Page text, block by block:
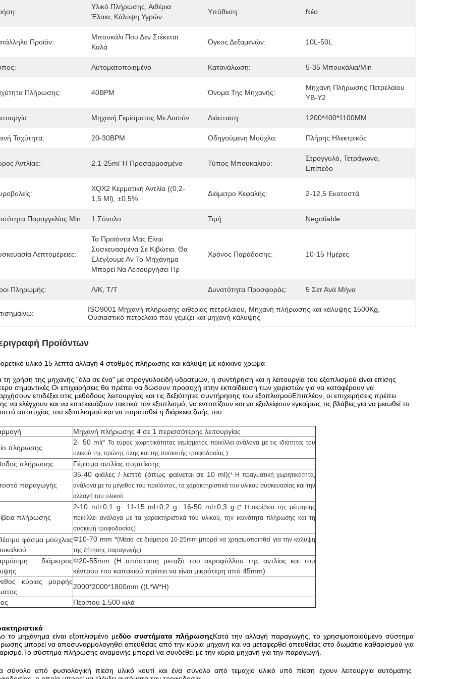
Υλικό Πλήρωσης, Αιθέρια
Έλαια, Κάλυψη Υγρών
Υπόθεση: Νέο
Προϊόν:
Μπουκάλι Που Δεν Στέκεται
Καλά
Όγκος Δεξαμενών: 10L-50L
Αυτοματοποιημένο Κατανάλωση: 5-35 Μπουκάλια/min
Πλήρωσης: 40BPM Όνομα Της Μηχανής:
Μηχανή Πλήρωσης Πετρελαίου
YB-Y2
Μηχανή Γεμίσματος Με Λοσιόν Διάσταση: 1200*400*1100MM
Ταχύτητα: 20-30BPM Οδηγούμενη Μούχλα: Πλήρης Ηλεκτρικός
Αντλίας: 2.1-25ml Ή Προσαρμοσμένο Τύπος Μπουκαλιού:
Στρογγυλό, Τετράγωνο,
Επίπεδο
XQX2 Κερματική Αντλία ((0,2-
1,5 Ml), ±0,5%
Διάμετρο Κεφαλής: 2-12,5 Εκατοστά
Παραγγελίας Min: 1 Σύνολο Τιμή: Negotiable
Λεπτομέρειες:
Τα Προϊόντα Μας Είναι
Συσκευασμένα Σε Κιβώτια. Θα
Ελέγξουμε Αν Το Μηχάνημα
Μπορεί Να Λειτουργήσει Πρ
Χρόνος Παράδοσης: 10-15 Ημέρες
Πληρωμής: Λ/Κ, Τ/Τ Δυνατότητα Προσφοράς: 5 Σετ Ανά Μήνα
ISO9001 Μηχανή πλήρωσης αιθέριας πετρελαίου Μηχανή πλήρωσης και κάλυψης 1500Kg
Ουσιαστικό πετρέλαιο που γεμίζει και μηχανή κάλυψης
Προϊόντων
υλικό 15 λεπτά αλλαγή 4 σταθμός πλήρωσης και κάλυψη με κόκκινο χρώμα
τη χρήση της μηχανής "όλα σε ένα" με στρογγυλοειδή υδρατμών, η συντήρηση και η λειτουργία του εξοπλισμού είναι επίσης
σημαντικές.Οι επιχειρήσεις θα πρέπει να δώσουν προσοχή στην εκπαίδευση των χειριστών για να καταφέρουν να
επιδέξια στις μεθόδους λειτουργίας και τις δεξιότητες συντήρησης του εξοπλισμούΕπιπλέον, οι επιχειρήσεις πρέπει
να ελέγχουν και να επισκευάζουν τακτικά τον εξοπλισμό, να εντοπίζουν και να εξαλείφουν εγκαίρως τις βλάβες,για να μειωθεί το
αποτυχίας του εξοπλισμού και να παραταθεί η διάρκεια ζωής του.
Μηχανή πλήρωσης 4 σε 1 περισσότερης λειτουργίας
πλήρωσης
2- 50 ml(* Το εύρος χωρητικότητας γεμίσματος ποικίλλει ανάλογα με τις ιδιότητες του
υλικού της πρώτης ύλης και της συσκευής τροφοδοσίας.)
πλήρωσης Γέμισμα αντλίας συμπίεσης
παραγωγής
35-40 φιάλες / λεπτό (όπως φαίνεται σε 10 ml)(* Η πραγματική χωρητικότητα,
ανάλογα με το μέγεθος του προϊόντος, τα χαρακτηριστικά του υλικού συσκευασίας και την
αλλαγή του υλικού
πλήρωσης
2-10 ml±0,1 g· 11-15 ml±0,2 g· 16-50 ml±0,3 g·(* Η ακρίβεια της μέτρησης
ποικίλλει ανάλογα με τα χαρακτηριστικά του υλικού, την ικανότητα πλήρωσης και τη
συσκευή τροφοδοσίας)
φάσμα μούχλαςΦ10-70 mm *(Μέσα σε διάμετρο 10-25mm μπορεί να χρησιμοποιηθεί για την κάλυψη
της ζήτησης παραγωγής)
διάμετροςΦ20-55mm (Η απόσταση μεταξύ του ακροφύλλου της αντλίας και του
κέντρου του καπακιού πρέπει να είναι μικρότερη από 45mm)
κύριας μορφής
2000*2000*1800mm ((L*W*H)
Περίπου 1.500 κιλά
το μηχάνημα είναι εξοπλισμένο μεδύο συστήματα πλήρωσηςΚατά την αλλαγή παραγωγής, το χρησιμοποιούμενο σύστημα
μπορεί να αποσυναρμολογηθεί απευθείας από την κύρια μηχανή και να μεταφερθεί απευθείας στο δωμάτιο καθαρισμού για
σύστημα πλήρωσης αναμονής μπορεί να συνδεθεί με την κύρια μηχανή για την παραγωγή.
σύνολο από φυσιολογική πίεση υλικό κουτί και ένα σύνολο από τεμαχίο υλικό υπό πίεση έχουν λειτουργία αυτόματης